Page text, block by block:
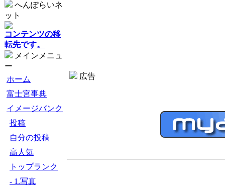
へんぽらいネ
ット
コンテンツの移
転先です。
メインメニュ
ー
ホーム
富士宮事典
イメージバンク
投稿
自分の投稿
高人気
トップランク
- 1.写真
広告